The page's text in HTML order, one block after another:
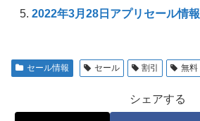
2022年3月28日アプリセール情報
セール情報 セール 割引 無料
シェアする